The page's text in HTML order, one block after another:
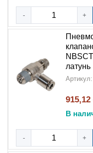
- +
латунь
В
- +